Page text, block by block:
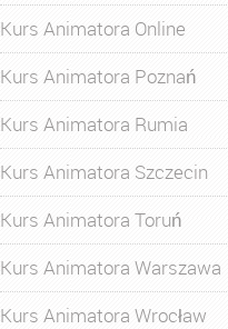
Kurs Animatora Online
Kurs Animatora Poznań
Kurs Animatora Rumia
Kurs Animatora Szczecin
Kurs Animatora Toruń
Kurs Animatora Warszawa
Kurs Animatora Wrocław